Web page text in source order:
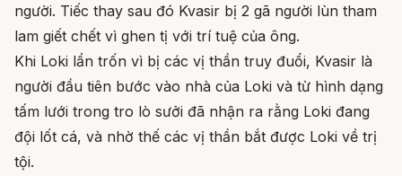
người. Tiếc thay sau đó Kvasir bị 2 gã người lùn tham
lam giết chết vì ghen tị với trí tuệ của ông.
Khi Loki lẩn trốn vì bị các vị thần truy đuổi, Kvasir là
người đầu tiên bước vào nhà của Loki và từ hình dạng
tấm lưới trong tro lò sưởi đã nhận ra rằng Loki đang
đội lốt cá, và nhờ thế các vị thần bắt được Loki về trị
tội.